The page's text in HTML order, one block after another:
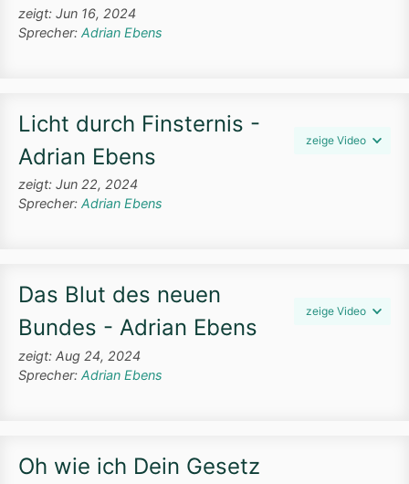
zeigt: Jun 16, 2024
Sprecher: Adrian Ebens
Licht durch Finsternis -
Adrian Ebens
zeige Video
zeigt: Jun 22, 2024
Sprecher: Adrian Ebens
Das Blut des neuen
Bundes - Adrian Ebens
zeige Video
zeigt: Aug 24, 2024
Sprecher: Adrian Ebens
Oh wie ich Dein Gesetz